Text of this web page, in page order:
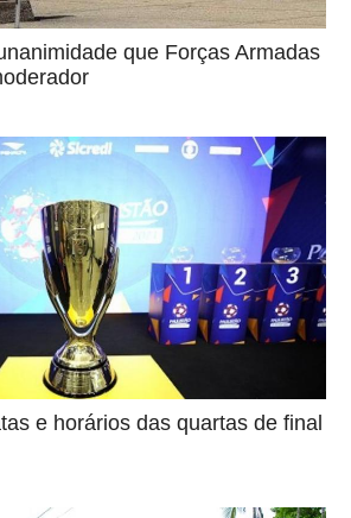
que Forças Armadas
e horários das quartas de final